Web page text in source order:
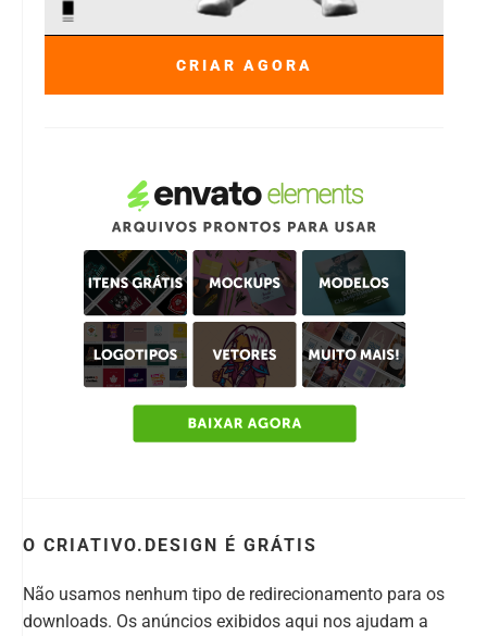
CRIAR AGORA
O CRIATIVO.DESIGN É GRÁTIS
Não usamos nenhum tipo de redirecionamento para os
downloads. Os anúncios exibidos aqui nos ajudam a